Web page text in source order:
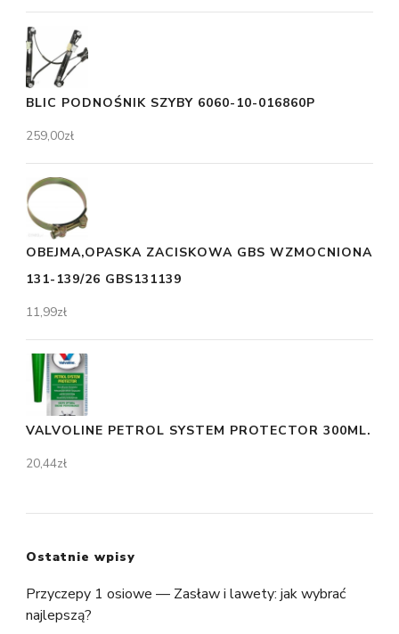
BLIC PODNOŚNIK SZYBY 6060-10-016860P
259,00zł
OBEJMA,OPASKA ZACISKOWA GBS WZMOCNIONA
131-139/26 GBS131139
11,99zł
VALVOLINE PETROL SYSTEM PROTECTOR 300ML.
20,44zł
Ostatnie wpisy
Przyczepy 1 osiowe — Zasław i lawety: jak wybrać
najlepszą?